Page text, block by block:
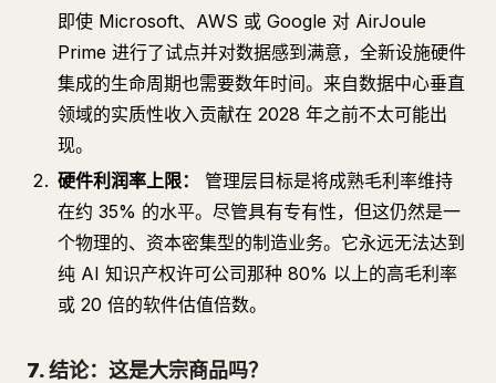
即使 Microsoft、AWS 或 Google 对 AirJoule
Prime 进行了试点并对数据感到满意，全新设施硬件
集成的生命周期也需要数年时间。来自数据中心垂直
领域的实质性收入贡献在 2028 年之前不太可能出
现。
硬件利润率上限：
管理层目标是将成熟毛利率维持
在约 35% 的水平。尽管具有专有性，但这仍然是一
个物理的、资本密集型的制造业务。它永远无法达到
纯 AI 知识产权许可公司那种 80% 以上的高毛利率
或 20 倍的软件估值倍数。
7. 结论：这是大宗商品吗？